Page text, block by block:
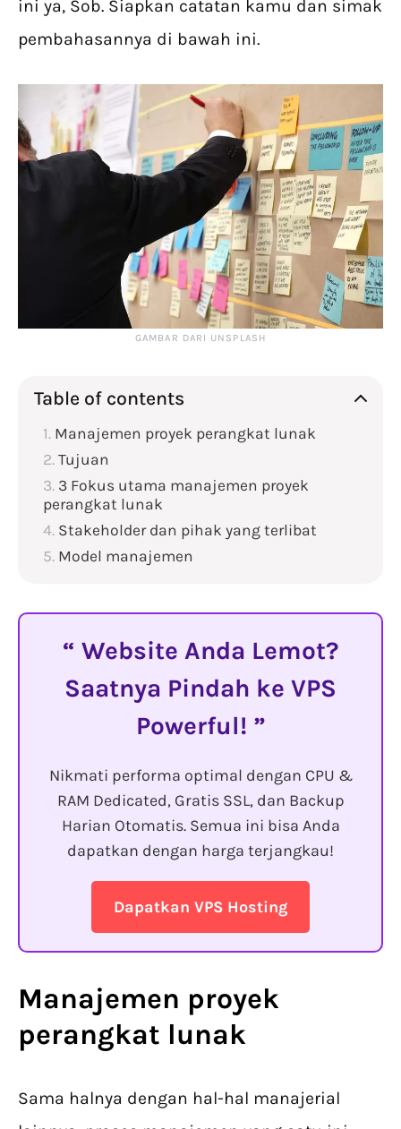
ini ya, Sob. Siapkan catatan kamu dan simak
pembahasannya di bawah ini.
GAMBAR DARI UNSPLASH
Table of contents
Manajemen proyek perangkat lunak
Tujuan
3 Fokus utama manajemen proyek
perangkat lunak
Stakeholder dan pihak yang terlibat
Model manajemen
Website Anda Lemot?
Saatnya Pindah ke VPS
Powerful!
Nikmati performa optimal dengan CPU &
RAM Dedicated, Gratis SSL, dan Backup
Harian Otomatis. Semua ini bisa Anda
dapatkan dengan harga terjangkau!
Dapatkan VPS Hosting
Manajemen proyek
perangkat lunak
Sama halnya dengan hal-hal manajerial